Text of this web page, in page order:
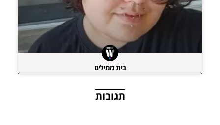
בית ממילים
תגובות